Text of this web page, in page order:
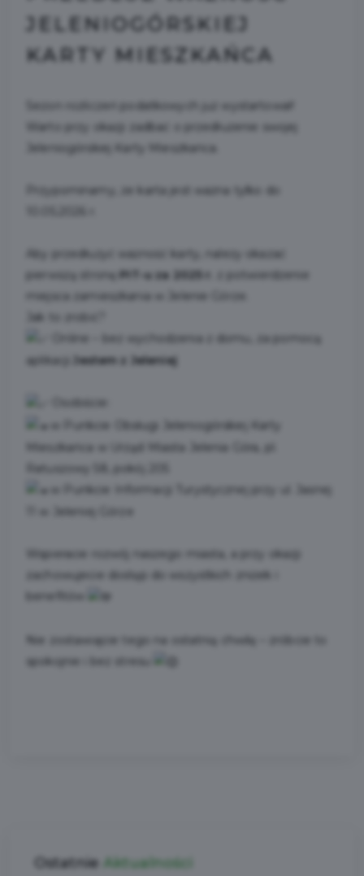
JELENIOGÓRSKIEJ
KARTY MIESZKAŃCA
Sezon rozliczeń podatkowych już wystartował!
Warto przy okazji zadbać o przedłużenie swojej
Jeleniogórskiej Karty Mieszkańca.
Przypominamy, że karta jest ważna tylko do
Aby przedłużyć ważność karty, należy okazać
pierwszą stronę
PIT-u za 2025 r.
z potwierdzenie
miejsca zamieszkania w Jelenie Górze.
Jak to zrobić?
Online – bez wychodzenia z domu, za pomocą
aplikacji
Jestem z Jeleniej
w Punkcie Obsługi Jeleniogórskiej Karty
Mieszkańca w Urząd Miasta Jelenia Góra, pl.
Ratuszowy 58, pokój 205
w Punkcie Informacji Turystycznej przy ul. Jasnej
Wspieracie rozwój naszego miasta, a przy okazji
Nie zostawiajcie tego na ostatnią chwilę – zróbcie to
spokojnie i bez stresu
Ostatnie Aktualności